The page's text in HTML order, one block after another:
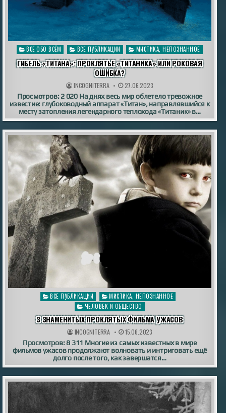
Опубликовано
в
ВСЁ ОБО ВСЁМ ВСЕ ПУБЛИКАЦИИ МИСТИКА, НЕПОЗНАННОЕ
ГИБЕЛЬ «ТИТАНА»: ПРОКЛЯТЬЕ «ТИТАНИКА» ИЛИ РОКОВАЯ
ОШИБКА?
INCOGNITERRA 27.06.2023
Просмотров: 2 020 На днях весь мир облетело тревожное
известие: глубоководный аппарат «Титан», направлявшийся к
месту затопления легендарного теплохода «Титаник» в…
Опубликовано
в
ВСЕ ПУБЛИКАЦИИ
МИСТИКА, НЕПОЗНАННОЕ
ЧЕЛОВЕК И ОБЩЕСТВО
3 ЗНАМЕНИТЫХ ПРОКЛЯТЫХ ФИЛЬМА УЖАСОВ
INCOGNITERRA 15.06.2023
Просмотров: 8 311 Многие из самых известных в мире
фильмов ужасов продолжают волновать и интриговать ещё
долго после того, как завершатся…